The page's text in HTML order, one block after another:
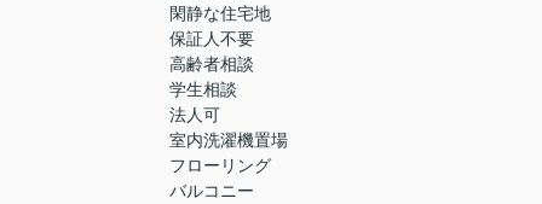
閑静な住宅地
保証人不要
高齢者相談
学生相談
法人可
室内洗濯機置場
フローリング
バルコニー